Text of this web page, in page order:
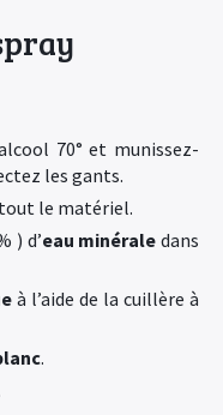
70° et munissez-
les gants.
le matériel.
) d’eau minérale dans
à l’aide de la cuillère à
.